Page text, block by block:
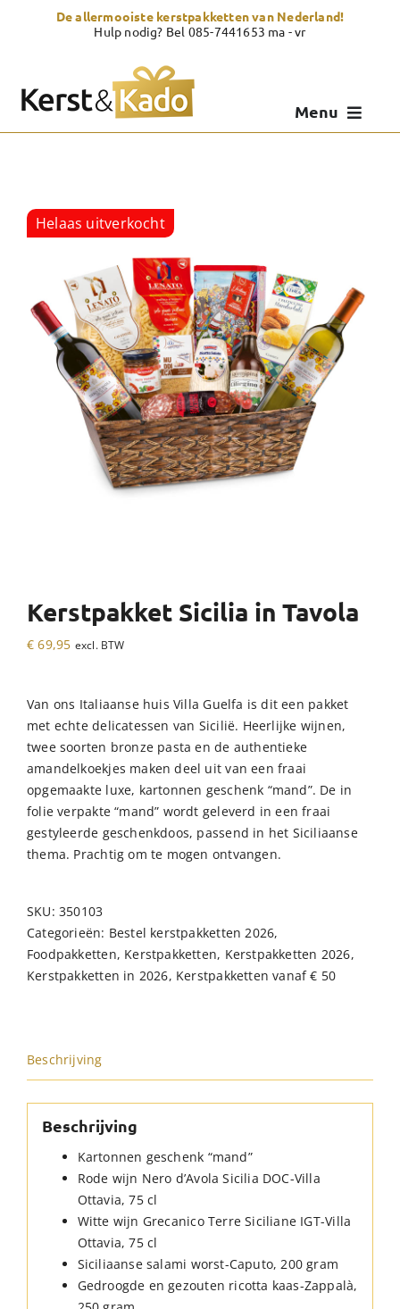
De allermooiste kerstpakketten van Nederland!
Hulp nodig? Bel 085-7441653 ma - vr
Menu
Showroom
Over Kerst & Kado
Helaas uitverkocht
Kerstpakket Sicilia in Tavola
€ 69,95 excl. BTW
Van ons Italiaanse huis Villa Guelfa is dit een pakket
met echte delicatessen van Sicilië. Heerlijke wijnen,
twee soorten bronze pasta en de authentieke
amandelkoekjes maken deel uit van een fraai
opgemaakte luxe, kartonnen geschenk “mand”. De in
folie verpakte “mand” wordt geleverd in een fraai
gestyleerde geschenkdoos, passend in het Siciliaanse
thema. Prachtig om te mogen ontvangen.
SKU:350103
Categorieën: Bestel kerstpakketten 2026,
Foodpakketten, Kerstpakketten, Kerstpakketten 2026,
Kerstpakketten in 2026, Kerstpakketten vanaf € 50
Beschrijving
Beschrijving
Kartonnen geschenk “mand”
Rode wijn Nero d’Avola Sicilia DOC-Villa
Ottavia, 75 cl
Witte wijn Grecanico Terre Siciliane IGT-Villa
Ottavia, 75 cl
Siciliaanse salami worst-Caputo, 200 gram
Gedroogde en gezouten ricotta kaas-Zappalà,